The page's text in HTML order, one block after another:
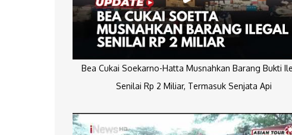
Bea Cukai Soekarno-Hatta Musnahkan Barang Bukti
Senilai Rp 2 Miliar, Termasuk Senjata Api